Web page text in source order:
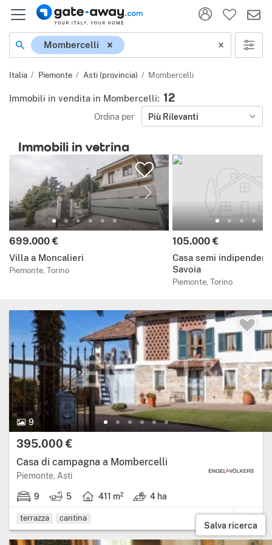
Località
Mombercelli
Italia Piemonte Asti (provincia) Mombercelli
Immobili in vendita in Mombercelli: 12
Ordina per Più Rilevanti
Immobili in vetrina
Prezzo:
699.000 €
Villa a Moncalieri
Piemonte, Torino
Prezzo:
105.000 €
Casa semi
Savoia
Piemonte, Torino
9
9 Foto.
Prezzo:
395.000 €
Casa di campagna a Mombercelli
Piemonte, AstiRegione: Piemonte, provincia: Asti.
9
9 stanze da letto.
5
5 bagni. 411 m²
Superficie abitabile: 411 metri quadrati.
4 ha
Terreno: 4 ha.
terrazza cantina
Salva ricerca